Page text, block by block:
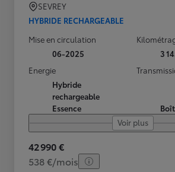
SEVREY
HYBRIDE RECHARGEABLE
Mise en circulation
06-2025
3
Energie
Hybride
rechargeable
Essence
Voir plus
42 990 €
538 €/mois